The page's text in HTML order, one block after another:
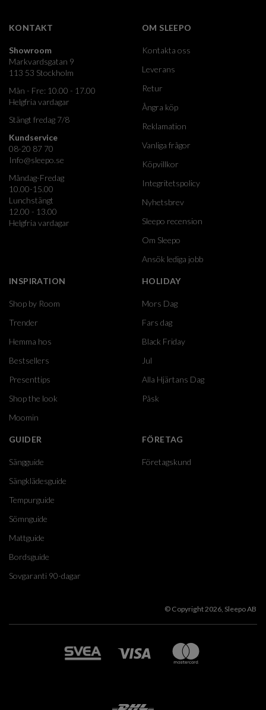
KONTAKT
Showroom
Markvardsgatan 9
113 53 Stockholm
Mån - Fre: 10.00 - 17.00
Helgfria vardagar
Stängt fredag 7/8
Kundservice
08-20 87 70
Info@sleepo.se
Måndag-Fredag
10.00-15.00
Lunchstängt
12.00 - 13.00
Helgfria vardagar
OM SLEEPO
Kontakta oss
Leverans
Retur
Ångra köp
Reklamation
Vanliga frågor
Köpvillkor
Integritetspolicy
Nyhetsbrev
Sleepo recension
Om Sleepo
Ansök lediga jobb
INSPIRATION
Shop by Room
Trender
Hemma hos
Bestsellers
Presenttips
Shop the look
Moomin
HOLIDAY
Mors Dag
Fars dag
Black Friday
Jul
Alla Hjärtans Dag
Påsk
GUIDER
Sängguide
Sängklädesguide
Tempurguide
Sömnguide
Mattguide
Bordsguide
Sovgaranti 90-dagar
FÖRETAG
Företagskund
© Copyright 2026, Sleepo AB